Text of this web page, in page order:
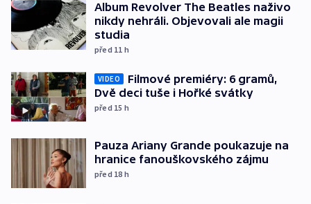
Album Revolver The Beatles naživo
nikdy nehráli. Objevovali ale magii
studia
před 11 h
VIDEO
Filmové premiéry: 6 gramů,
Dvě deci tuše i Hořké svátky
před 15 h
Pauza Ariany Grande poukazuje na
hranice fanouškovského zájmu
před 18 h